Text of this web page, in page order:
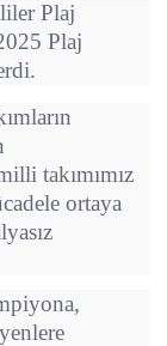
Plaj
Plaj
takımımız
ortaya